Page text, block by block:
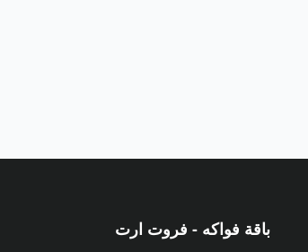
باقة فواكه - فروت ارت